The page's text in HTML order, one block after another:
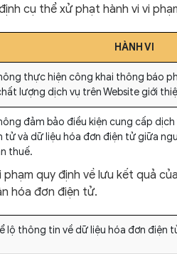
cụ thể xử phạt hành vi vi
HÀNH VI
thực hiện công khai thông báo
lượng dịch vụ trên Website giới
đảm bảo điều kiện cung cấp
tử và dữ liệu hóa đơn điện tử giữa
thuế.
phạm quy định về lưu kết quả
hóa đơn điện tử.
lộ thông tin về dữ liệu hóa đơn điện